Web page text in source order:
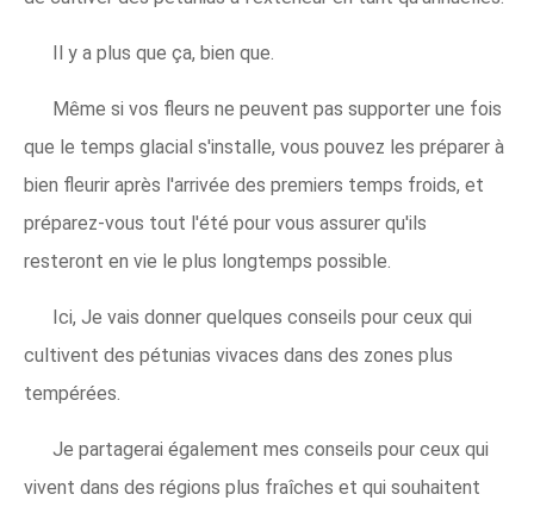
Il y a plus que ça, bien que.
Même si vos fleurs ne peuvent pas supporter une fois
que le temps glacial s'installe, vous pouvez les préparer à
bien fleurir après l'arrivée des premiers temps froids, et
préparez-vous tout l'été pour vous assurer qu'ils
resteront en vie le plus longtemps possible.
Ici, Je vais donner quelques conseils pour ceux qui
cultivent des pétunias vivaces dans des zones plus
tempérées.
Je partagerai également mes conseils pour ceux qui
vivent dans des régions plus fraîches et qui souhaitent